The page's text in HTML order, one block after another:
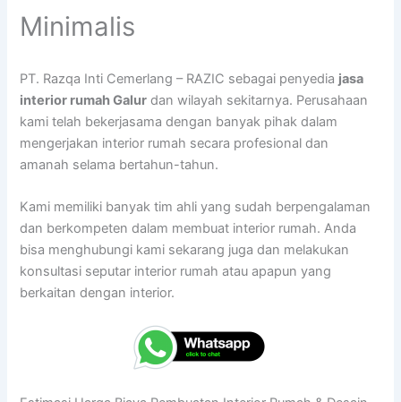
Minimalis
PT. Razqa Inti Cemerlang – RAZIC sebagai penyedia jasa
interior rumah Galur dan wilayah sekitarnya. Perusahaan
kami telah bekerjasama dengan banyak pihak dalam
mengerjakan interior rumah secara profesional dan
amanah selama bertahun-tahun.
Kami memiliki banyak tim ahli yang sudah berpengalaman
dan berkompeten dalam membuat interior rumah. Anda
bisa menghubungi kami sekarang juga dan melakukan
konsultasi seputar interior rumah atau apapun yang
berkaitan dengan interior.